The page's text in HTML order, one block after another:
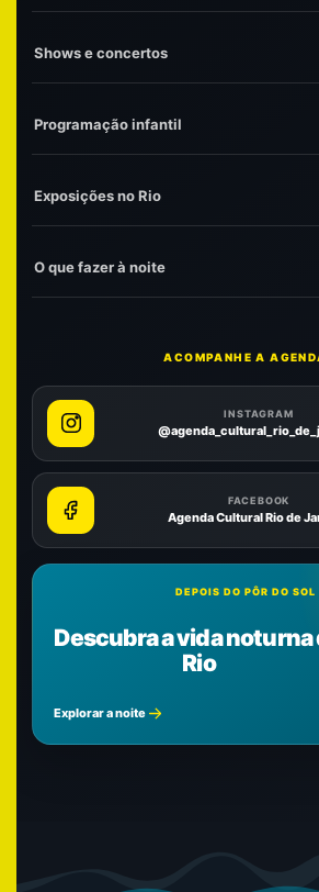
Shows e concertos
Programação infantil
Exposições no Rio
O que fazer à noite
ACOMPANHE A
INSTAGRAM
FACEBOOK
Agenda Cultural Rio de
DEPOIS DO PÔR DO SOL
Descubra a vida noturna
Rio
Explorar a noite